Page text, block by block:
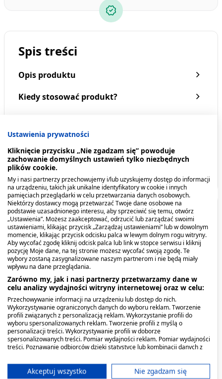
Spis treści
Opis produktu
Kiedy stosować produkt?
przyjmować produktu?
Co zawiera produkt?
Pokaż więcej
Opis produktu
Opaska dziana podtrzymująca to wyrób medyczny
przeznaczony do podtrzymywania wszelkiego
rodzaju opatrunków.
Kiedy stosować produkt?
Opaska do mocowania opatrunku przy
zranieniach i do usztywniania stawów.
Przeciwwskazania. Kto nie
powinien przyjmować
produktu?
Ustawienia prywatności
Kliknięcie przycisku „Nie zgadzam się” powoduje
zachowanie domyślnych ustawień tylko niezbędnych
plików cookie.
My i nasi partnerzy przechowujemy i/lub uzyskujemy dostęp do informacji
na urządzeniu, takich jak unikalne identyfikatory w cookie i innych
pamięciach przeglądarki w celu przetwarzania danych osobowych.
Niektórzy dostawcy mogą przetwarzać Twoje dane osobowe na
podstawie uzasadnionego interesu, aby sprzeciwić się temu, otwórz
„Ustawienia”. Możesz zaakceptować, odrzucić lub zarządzać swoimi
ustawieniami, klikając przycisk „Zarządzaj ustawieniami” lub w dowolnym
momencie, klikając przycisk odcisku palca w lewym dolnym rogu witryny.
Aby wycofać zgodę kliknij odcisk palca lub link w stopce serwisu i kliknij
pozycję Moje dane, na tej stronie możesz wycofać swoją zgodę. Te
wybory zostaną zasygnalizowane naszym partnerom i nie będą miały
wpływu na dane przeglądania.
Zarówno my, jak i nasi partnerzy przetwarzamy dane w
celu analizy wydajności witryny internetowej oraz w celu:
Przechowywanie informacji na urządzeniu lub dostęp do nich.
Wykorzystywanie ograniczonych danych do wyboru reklam. Tworzenie
profili związanych z personalizacją reklam. Wykorzystanie profili do
wyboru spersonalizowanych reklam. Tworzenie profili z myślą o
personalizacji treści. Wykorzystywanie profili w doborze
spersonalizowanych treści. Pomiar wydajności reklam. Pomiar wydajności
treści. Poznawanie odbiorców dzięki statystyce lub kombinacji danych z
ograniczonych danych do wyboru treści.
Dane mogą być udostępniane poza Unię Europejską i wysyłane do USA.
Akceptuj wszystko
Nie zgadzam się